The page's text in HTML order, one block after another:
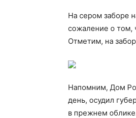
На сером заборе
сожаление о том,
Отметим, на
Напомним, Дом
день, осудил
в прежнем